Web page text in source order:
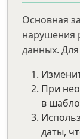
Основная
нарушения
данных. Для
При
в
даты,